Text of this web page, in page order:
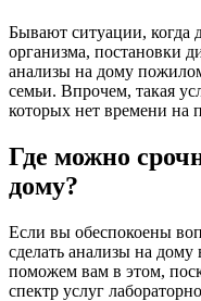
Бывают ситуации, когда
организма, постановки
анализы на дому
семьи. Впрочем, такая
которых нет времени на
Где можно
дому?
Если вы обеспокоены
сделать анализы на
поможем вам в этом,
спектр услуг